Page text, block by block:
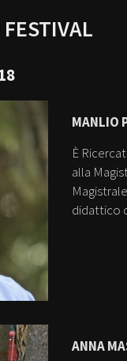
MANLIO
È
alla
didattico
ANNA